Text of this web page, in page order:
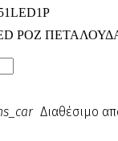
ΡΟΖ
Διαθέσιμο